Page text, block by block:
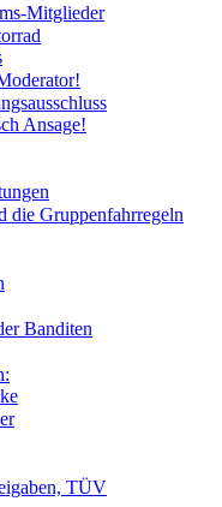
Mitglieder
Ansage!
die Gruppenfahrregeln
Banditen
TÜV